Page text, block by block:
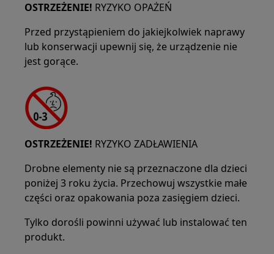
OSTRZEŻENIE! RYZYKO OPAŻEŃ
Przed przystąpieniem do jakiejkolwiek naprawy
lub konserwacji upewnij się, że urządzenie nie
jest gorące.
OSTRZEŻENIE! RYZYKO ZADŁAWIENIA
Drobne elementy nie są przeznaczone dla dzieci
poniżej 3 roku życia. Przechowuj wszystkie małe
części oraz opakowania poza zasięgiem dzieci.
Tylko dorośli powinni używać lub instalować ten
produkt.